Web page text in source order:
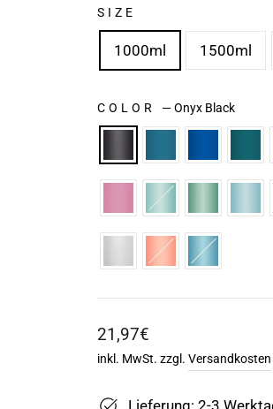
SIZE
1000ml 1500ml
COLOR —Onyx Black
Normaler
Preis
21,97€
inkl. MwSt. zzgl. Versandkosten
Lieferung: 2-3